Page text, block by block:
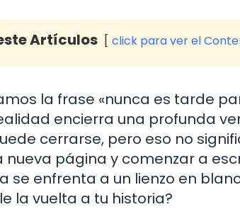
Artículos click para ver el
la frase «nunca es tarde
encierra una profunda
cerrarse, pero eso no
nueva página y comenzar a
se enfrenta a un lienzo en
la vuelta a tu historia?